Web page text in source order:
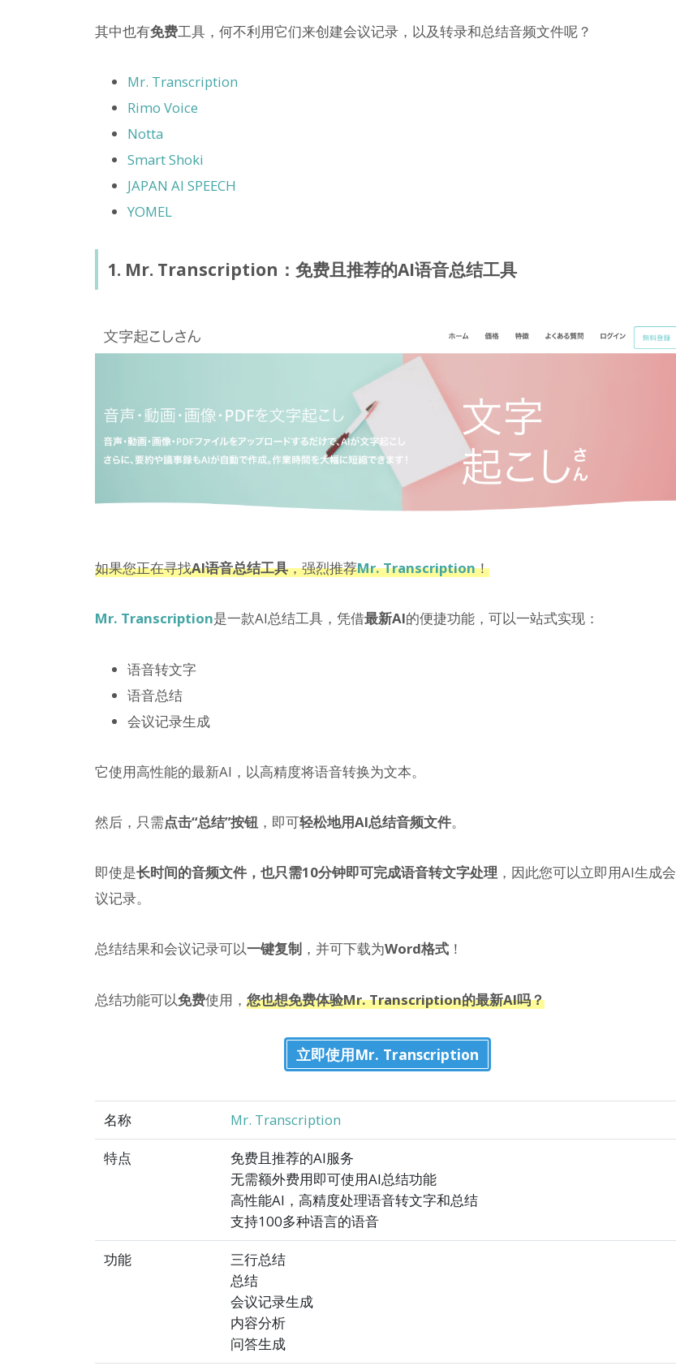
其中也有免费工具，何不利用它们来创建会议记录，以及转录和总结音频文件呢？
Mr. Transcription
Rimo Voice
Notta
Smart Shoki
JAPAN AI SPEECH
YOMEL
1. Mr. Transcription：免费且推荐的AI语音总结工具
如果您正在寻找AI语音总结工具，强烈推荐Mr. Transcription！
Mr. Transcription是一款AI总结工具，凭借最新AI的便捷功能，可以一站式实现：
语音转文字
语音总结
会议记录生成
它使用高性能的最新AI，以高精度将语音转换为文本。
然后，只需点击“总结”按钮 ，即可轻松地用AI总结音频文件。
即使是长时间的音频文件，也只需10分钟即可完成语音转文字处理 ，因此您可以立即用AI生成会
议记录。
总结结果和会议记录可以一键复制 ，并可下载为Word格式 ！
总结功能可以免费使用， 您也想免费体验Mr. Transcription的最新AI吗？
立即使用Mr. Transcription
名称 Mr. Transcription
特点
免费且推荐的AI服务
无需额外费用即可使用AI总结功能
高性能AI，高精度处理语音转文字和总结
支持100多种语言的语音
功能
三行总结
总结
会议记录生成
内容分析
问答生成